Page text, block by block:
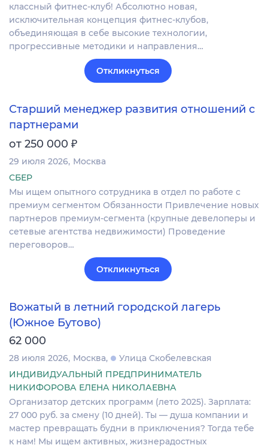
классный фитнес-клуб! Абсолютно новая,
исключительная концепция фитнес-клубов,
объединяющая в себе высокие технологии,
прогрессивные методики и направления…
Откликнуться
Старший менеджер развития отношений с
партнерами
от 250 000 ₽
29 июля 2026 Москва
СБЕР
Мы ищем опытного сотрудника в отдел по работе с
премиум сегментом Обязанности Привлечение новых
партнеров премиум-сегмента (крупные девелоперы и
сетевые агентства недвижимости) Проведение
переговоров…
Откликнуться
Вожатый в летний городской лагерь
(Южное Бутово)
62 000
28 июля 2026 Москва
Улица Скобелевская
ИНДИВИДУАЛЬНЫЙ ПРЕДПРИНИМАТЕЛЬ
НИКИФОРОВА ЕЛЕНА НИКОЛАЕВНА
Организатор детских программ (лето 2025). Зарплата:
27 000 руб. за смену (10 дней). Ты — душа компании и
мастер превращать будни в приключения? Тогда тебе
к нам! Мы ищем активных, жизнерадостных